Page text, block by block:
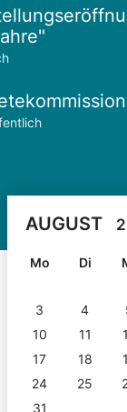
AUGUST
Mo Di
3
4
10
11
17
18
24
25
31